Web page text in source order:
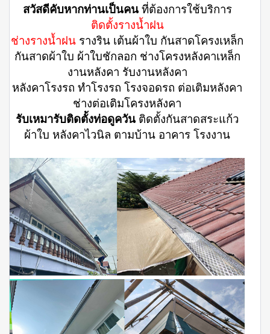
สวัสดีคับหากท่านเป็นคน ที่ต้องการใช้บริการ
ติดตั้งรางน้ำฝน
ช่างรางน้ำฝน รางริน เต้นผ้าใบ กันสาดโครงเหล็ก
กันสาดผ้าใบ ผ้าใบชักลอก ช่างโครงหลังคาเหล็ก
งานหลังคา รับงานหลังคา
หลังคาโรงรถ ทำโรงรถ โรงจอดรถ ต่อเติมหลังคา
ช่างต่อเติมโครงหลังคา
รับเหมารับติดตั้งท่อดูควัน ติดตั้งกันสาดสระแก้ว
ผ้าใบ หลังคาไวนิล ตามบ้าน อาคาร โรงงาน